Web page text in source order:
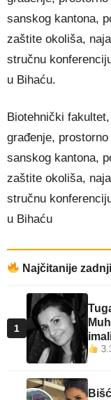
sanskog kantona,
zaštite okoliša,
stručnu
u Bihaću.
Biotehnički
građenje,
sanskog kantona,
zaštite okoliša,
stručnu
u Bihaću
Najčitanije
1